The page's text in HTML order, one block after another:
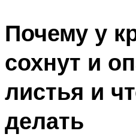
Почему у
сохнут и
листья и
делать